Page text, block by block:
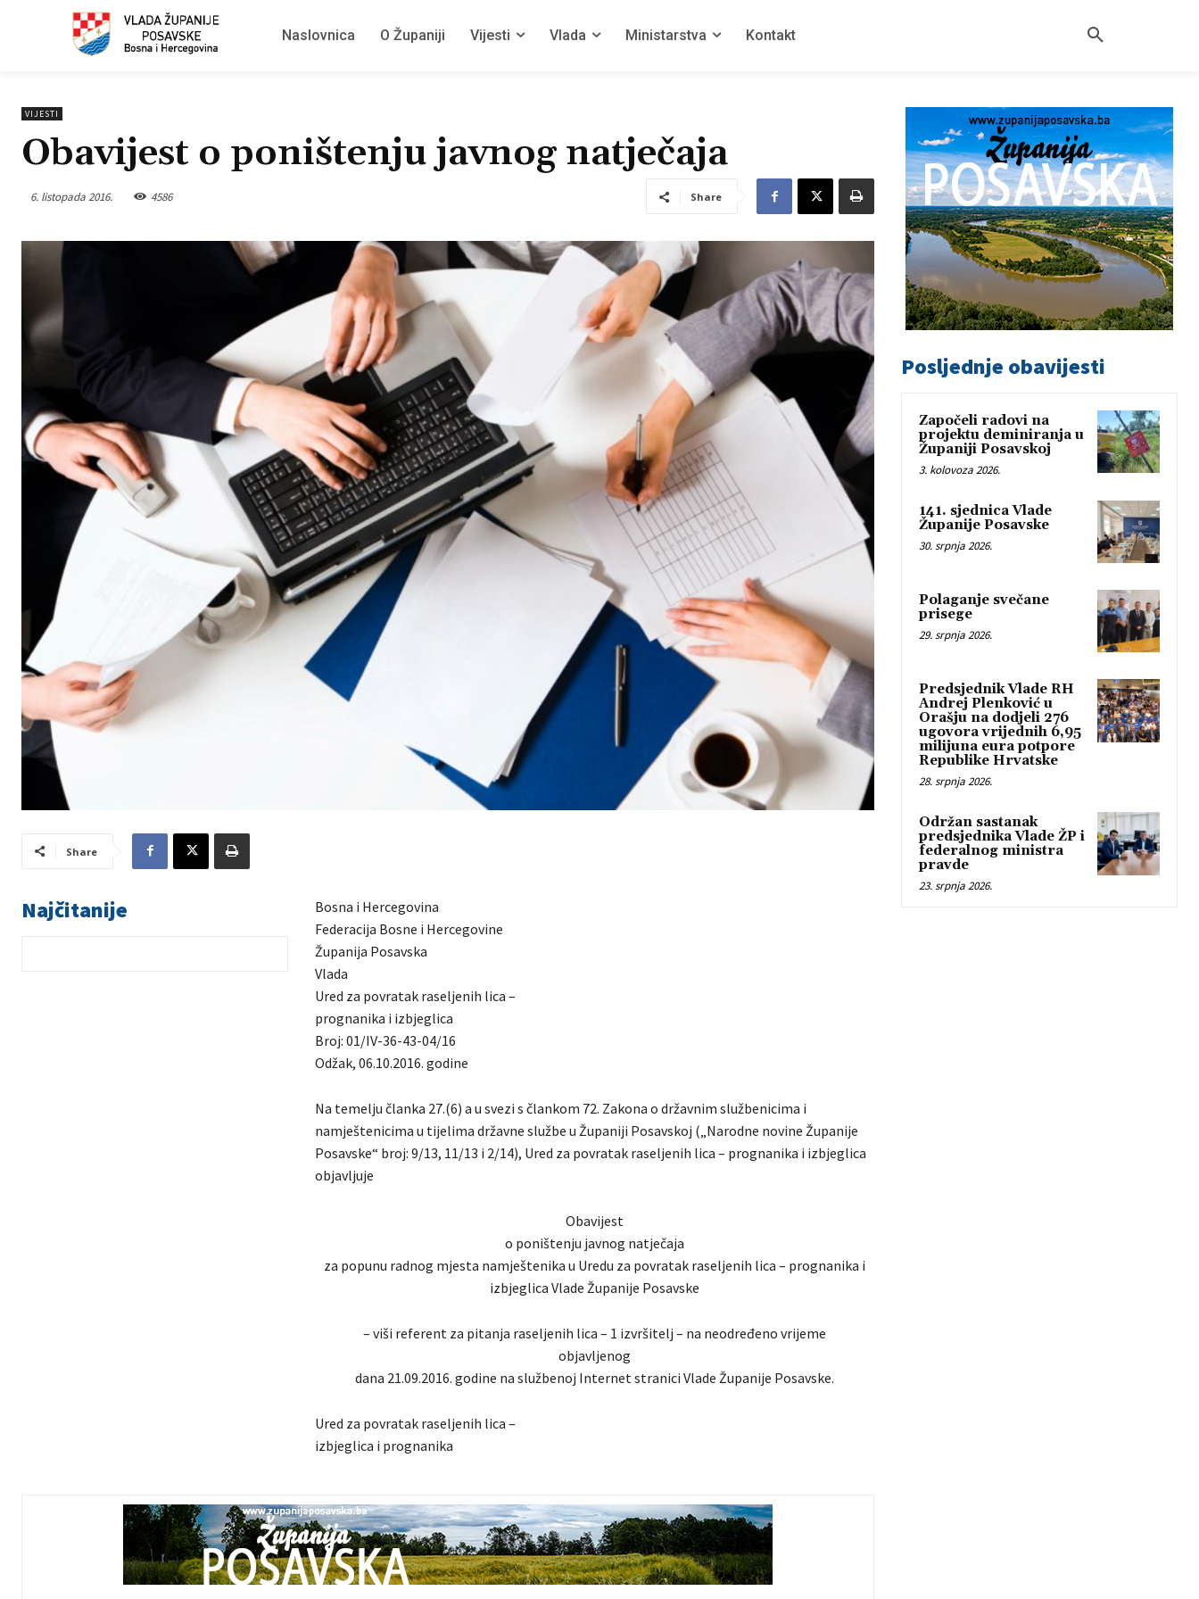
Naslovnica O Županiji Vijesti Vlada Ministarstva Kontakt
VIJESTI
Obavijest o poništenju javnog natječaja
6. listopada 2016. 4586 Share
Share
Najčitanije
Bosna i Hercegovina
Federacija Bosne i Hercegovine
Županija Posavska
Vlada
Ured za povratak raseljenih lica –
prognanika i izbjeglica
Broj: 01/IV-36-43-04/16
Odžak, 06.10.2016. godine
Na temelju članka 27.(6) a u svezi s člankom 72. Zakona o državnim službenicima i
namještenicima u tijelima državne službe u Županiji Posavskoj („Narodne novine Županije
Posavske“ broj: 9/13, 11/13 i 2/14), Ured za povratak raseljenih lica – prognanika i izbjeglica
objavljuje
Obavijest
o poništenju javnog natječaja
za popunu radnog mjesta namještenika u Uredu za povratak raseljenih lica – prognanika i
izbjeglica Vlade Županije Posavske
– viši referent za pitanja raseljenih lica – 1 izvršitelj – na neodređeno vrijeme
objavljenog
dana 21.09.2016. godine na službenoj Internet stranici Vlade Županije Posavske.
Ured za povratak raseljenih lica –
izbjeglica i prognanika
Posljednje obavijesti
Započeli radovi na
projektu deminiranja u
Županiji Posavskoj
3. kolovoza 2026.
141. sjednica Vlade
Županije Posavske
30. srpnja 2026.
Polaganje svečane
prisege
29. srpnja 2026.
Predsjednik Vlade RH
Andrej Plenković u
Orašju na dodjeli 276
ugovora vrijednih 6,95
milijuna eura potpore
Republike Hrvatske
28. srpnja 2026.
Održan sastanak
predsjednika Vlade ŽP i
federalnog ministra
pravde
23. srpnja 2026.